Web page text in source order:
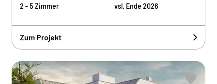
2 - 5 Zimmer vsl. Ende 2026
Zum Projekt